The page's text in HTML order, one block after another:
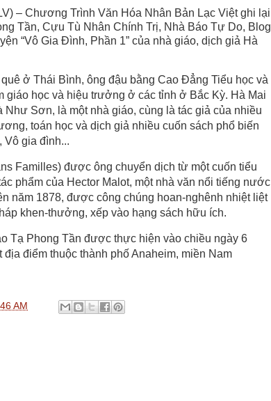
– Chương Trình Văn Hóa Nhân Bản Lạc Việt ghi lại
Tần, Cựu Tù Nhân Chính Trị, Nhà Báo Tự Do, Blog
“Vô Gia Đình, Phần 1” của nhà giáo, dịch giả Hà
ở Thái Bình, ông đậu bằng Cao Đẳng Tiểu học và
giáo học và hiệu trưởng ở các tỉnh ở Bắc Kỳ. Hà Mai
Như Sơn, là một nhà giáo, cùng là tác giả của nhiều
toán học và dịch giả nhiều cuốn sách phổ biến
Vô gia đình...
Familles) được ông chuyển dịch từ một cuốn tiểu
phẩm của Hector Malot, một nhà văn nổi tiếng nước
năm 1878, được công chúng hoan-nghênh nhiệt liệt
khen-thưởng, xếp vào hạng sách hữu ích.
Tạ Phong Tần được thực hiện vào chiều ngày 6
địa điểm thuộc thành phố Anaheim, miền Nam
AM